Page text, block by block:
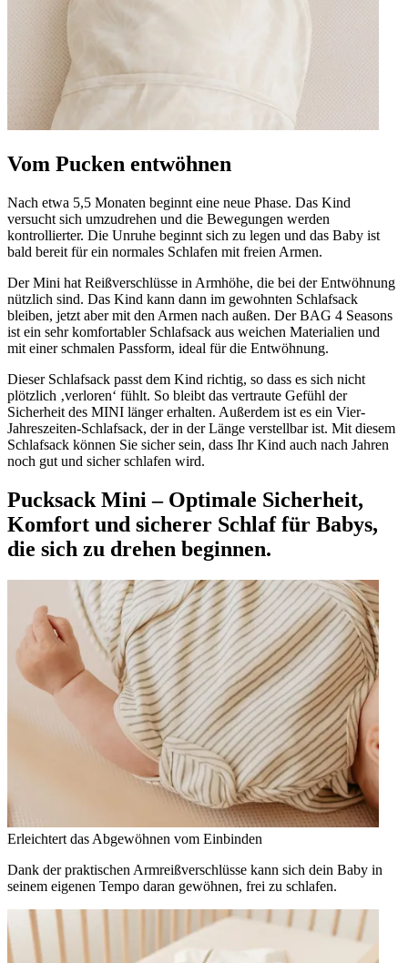
Vom Pucken entwöhnen
Nach etwa 5,5 Monaten beginnt eine neue Phase. Das Kind
versucht sich umzudrehen und die Bewegungen werden
kontrollierter. Die Unruhe beginnt sich zu legen und das Baby ist
bald bereit für ein normales Schlafen mit freien Armen.
Der Mini hat Reißverschlüsse in Armhöhe, die bei der Entwöhnung
nützlich sind. Das Kind kann dann im gewohnten Schlafsack
bleiben, jetzt aber mit den Armen nach außen. Der BAG 4 Seasons
ist ein sehr komfortabler Schlafsack aus weichen Materialien und
mit einer schmalen Passform, ideal für die Entwöhnung.
Dieser Schlafsack passt dem Kind richtig, so dass es sich nicht
plötzlich ‚verloren‘ fühlt. So bleibt das vertraute Gefühl der
Sicherheit des MINI länger erhalten. Außerdem ist es ein Vier-
Jahreszeiten-Schlafsack, der in der Länge verstellbar ist. Mit diesem
Schlafsack können Sie sicher sein, dass Ihr Kind auch nach Jahren
noch gut und sicher schlafen wird.
Pucksack Mini – Optimale Sicherheit,
Komfort und sicherer Schlaf für Babys,
die sich zu drehen beginnen.
Erleichtert das Abgewöhnen vom Einbinden
Dank der praktischen Armreißverschlüsse kann sich dein Baby in
seinem eigenen Tempo daran gewöhnen, frei zu schlafen.